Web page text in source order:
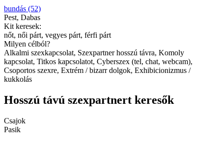
bundás (52)
Pest, Dabas
Kit keresek:
nőt, női párt, vegyes párt, férfi párt
Milyen célból?
Alkalmi szexkapcsolat, Szexpartner hosszú távra, Komoly
kapcsolat, Titkos kapcsolatot, Cyberszex (tel, chat, webcam),
Csoportos szexre, Extrém / bizarr dolgok, Exhibicionizmus /
kukkolás
Hosszú távú szexpartnert keresők
Csajok
Pasik